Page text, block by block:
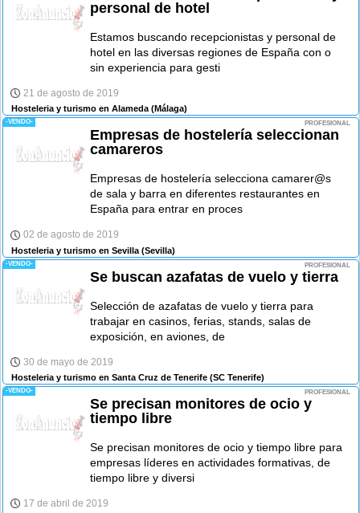
personal de hotel
Estamos buscando recepcionistas y personal de
hotel en las diversas regiones de España con o
sin experiencia para gesti
21 de agosto de 2019
Hosteleria y turismo en Alameda(Málaga)
-VENDO- PROFESIONAL
Empresas de hostelería seleccionan
camareros
Empresas de hostelería selecciona camarer@s
de sala y barra en diferentes restaurantes en
España para entrar en proces
02 de agosto de 2019
Hosteleria y turismo en Sevilla (Sevilla)
-VENDO- PROFESIONAL
Se buscan azafatas de vuelo y tierra
Selección de azafatas de vuelo y tierra para
trabajar en casinos, ferias, stands, salas de
exposición, en aviones, de
30 de mayo de 2019
Hosteleria y turismo en Santa Cruz de Tenerife (SC Tenerife)
-VENDO- PROFESIONAL
Se precisan monitores de ocio y
tiempo libre
Se precisan monitores de ocio y tiempo libre para
empresas líderes en actividades formativas, de
tiempo libre y diversi
17 de abril de 2019